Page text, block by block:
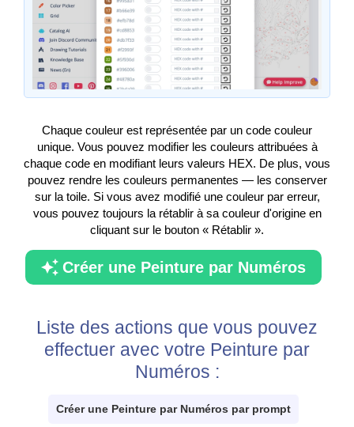
Chaque couleur est représentée par un code couleur
unique. Vous pouvez modifier les couleurs attribuées à
chaque code en modifiant leurs valeurs HEX. De plus, vous
pouvez rendre les couleurs permanentes — les conserver
sur la toile. Si vous avez modifié une couleur par erreur,
vous pouvez toujours la rétablir à sa couleur d'origine en
cliquant sur le bouton « Rétablir ».
Créer une Peinture par Numéros
Liste des actions que vous pouvez
effectuer avec votre Peinture par
Numéros :
Créer une Peinture par Numéros par prompt